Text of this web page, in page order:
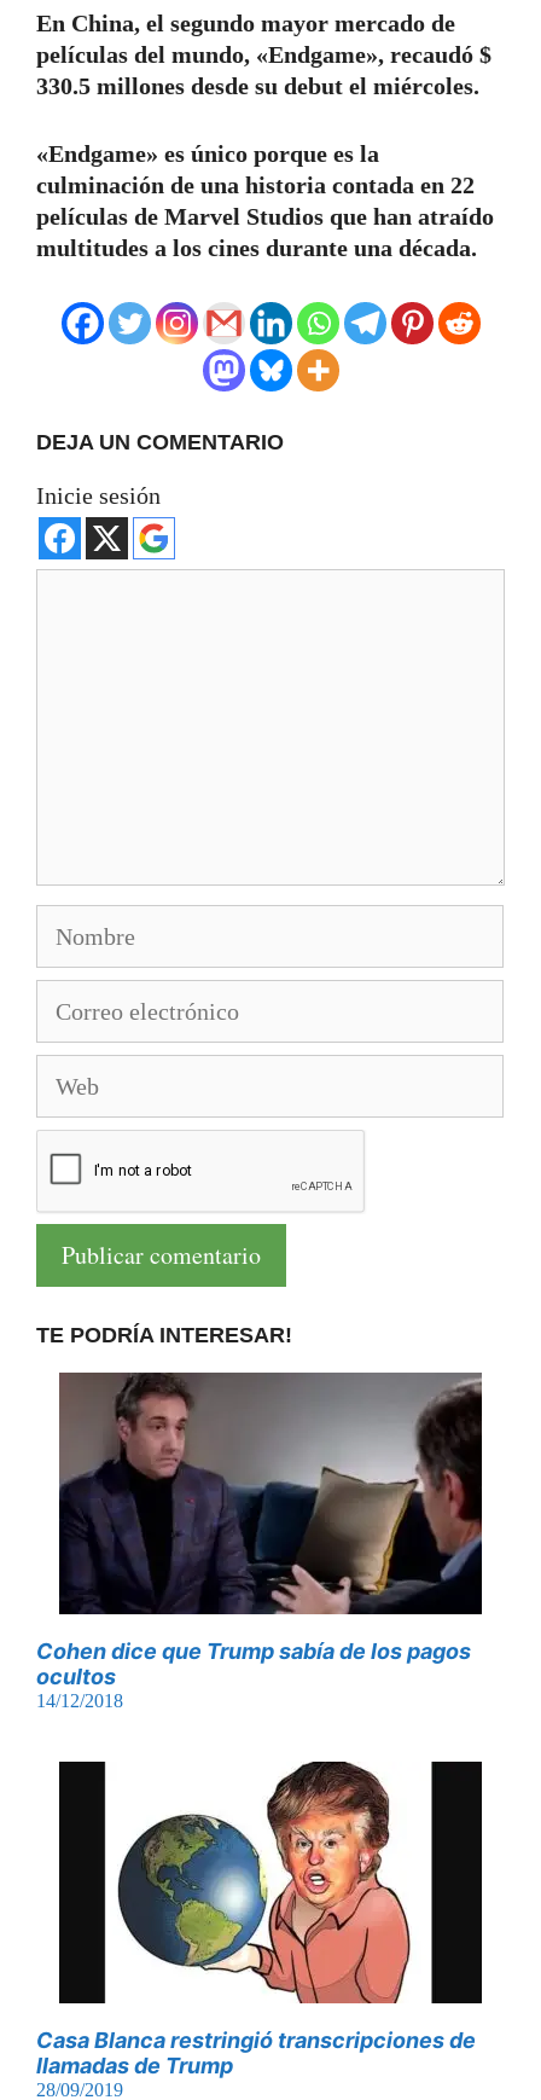
En China, el segundo mayor mercado de
películas del mundo, «Endgame», recaudó $
330.5 millones desde su debut el miércoles.
«Endgame» es único porque es la
culminación de una historia contada en 22
películas de Marvel Studios que han atraído
multitudes a los cines durante una década.
DEJA UN COMENTARIO
Inicie sesión
electrónico
TE PODRÍA INTERESAR!
Cohen dice que Trump sabía de los pagos
ocultos
14/12/2018
Casa Blanca restringió transcripciones de
llamadas de Trump
28/09/2019